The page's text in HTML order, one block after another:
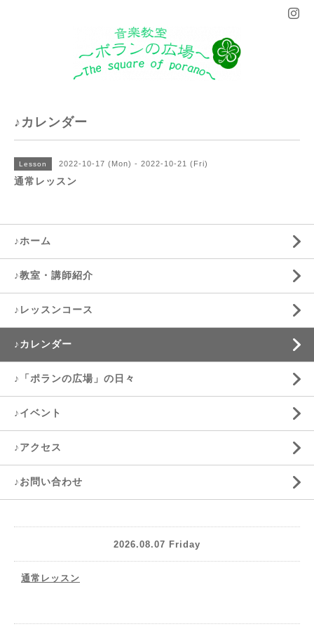
♪カレンダー
Lesson 2022-10-17 (Mon) - 2022-10-21 (Fri)
通常レッスン
♪ホーム
♪教室・講師紹介
♪レッスンコース
♪カレンダー
♪「ポランの広場」の日々
♪イベント
♪アクセス
♪お問い合わせ
2026.08.07 Friday
通常レッスン